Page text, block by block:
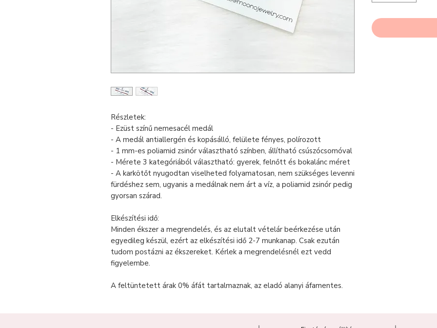
Részletek:
- Ezüst színű nemesacél medál
- A medál antiallergén és kopásálló, felülete fényes, polírozott
- 1 mm-es poliamid zsinór választható színben, állítható csúszócsomóval
- Mérete 3 kategóriából választható: gyerek, felnőtt és bokalánc méret
- A karkötőt nyugodtan viselheted folyamatosan, nem szükséges levenni
fürdéshez sem, ugyanis a medálnak nem árt a víz, a poliamid zsinór pedig
gyorsan szárad.
Elkészítési idő:
Minden ékszer a megrendelés, és az elutalt vételár beérkezése után
egyedileg készül, ezért az elkészítési idő 2-7 munkanap. Csak ezután
tudom postázni az ékszereket. Kérlek a megrendelésnél ezt vedd
figyelembe.
A feltüntetett árak 0% áfát tartalmaznak, az eladó alanyi áfamentes.